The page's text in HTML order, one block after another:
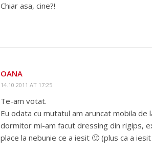
Chiar asa, cine?!
OANA
14.10.2011 AT 17:25
Te-am votat.
Eu odata cu mutatul am aruncat mobila de
dormitor mi-am facut dressing din rigips,
place la nebunie ce a iesit 🙂 (plus ca a